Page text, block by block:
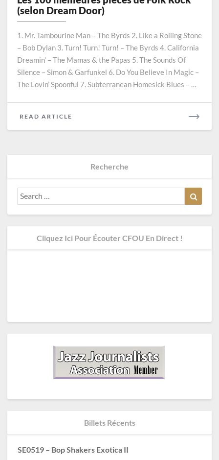
Folk
Rock
(selon
Dream
Door)
(selon Dream Door)
1. Mr. Tambourine Man – The Byrds 2. Like a Rolling Stone
– Bob Dylan 3. Turn! Turn! Turn! – The Byrds 4. California
Dreamin’ – The Mamas & the Papas 5. The Sounds Of
Silence – Simon & Garfunkel 6. Do You Believe In Magic –
The Lovin’ Spoonful 7. Subterranean Homesick Blues – …
READ ARTICLE
Recherche
Search
for:
Cliquez Ici Pour Écouter CFOU En Direct !
Billets Récents
SE0519 – Bop Shakers Exotica II